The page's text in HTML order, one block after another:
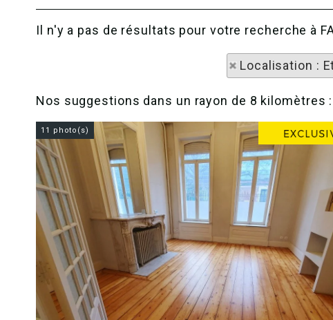
Il n'y a pas de résultats pour votre recherche à
Localisation :
Nos suggestions dans un rayon de 8 kilomètres :
11 photo(s)